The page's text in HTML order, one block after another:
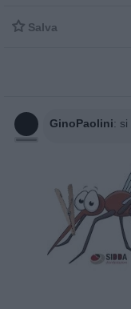
 Salva
GinoPaolini: si